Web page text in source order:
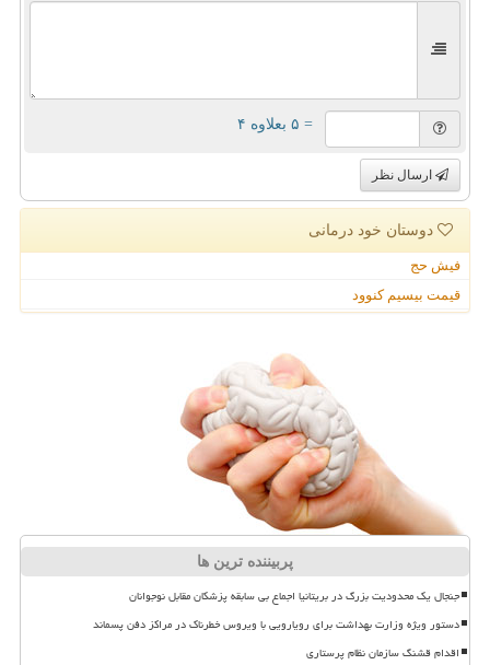
= ۵ بعلاوه ۴
ارسال نظر
دوستان خود درمانی
فیش حج
قیمت بیسیم کنوود
پربیننده ترین ها
جنجال یک محدودیت بزرگ در بریتانیا اجماع بی سابقه پزشکان مقابل نوجوانان
دستور ویژه وزارت بهداشت برای رویارویی با ویروس خطرناک در مراکز دفن پسماند
اقدام قشنگ سازمان نظام پرستاری